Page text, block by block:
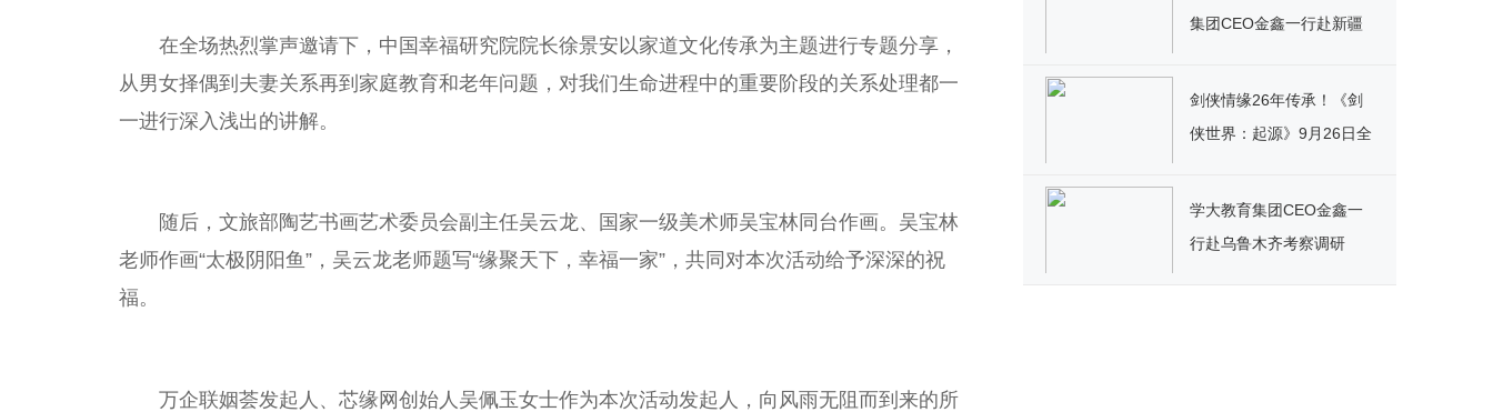
在全场热烈掌声邀请下， 中国幸福研究院院长徐景安以家道文化传承为主题进行专题分享，
从男女择偶到夫妻关系再到家庭教育和老年问题，对我们生命进程中的重要阶段的关系处理都一
一进行深入浅出的讲解。
随后，文旅部陶艺书画艺术委员会副 主任吴云龙、 国家一级美术师吴宝林同 台作画。吴宝林
老师作画“太极阴阳鱼”，吴云龙老师题写“缘聚天下，幸福一家”，共同对本次活动给予深深的祝
福。
万企联姻荟发起人、芯缘网创始人吴佩玉女士作为本次活动发起人，向风雨无阻而到来的所
集团CEO金鑫一行赴新疆
剑侠情缘26年传承！《剑
侠世界：起源》9月26日全
学大教育集团CEO金鑫一
行赴乌鲁木齐考察调研